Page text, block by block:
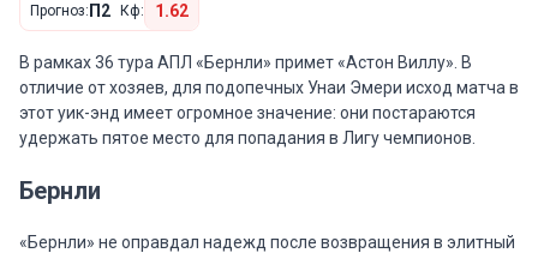
Прогноз: П2 Кф: 1.62
В рамках 36 тура АПЛ «Бернли» примет «Астон Виллу». В
отличие от хозяев, для подопечных Унаи Эмери исход матча в
этот уик-энд имеет огромное значение: они постараются
удержать пятое место для попадания в Лигу чемпионов.
Бернли
«Бернли» не оправдал надежд после возвращения в элитный